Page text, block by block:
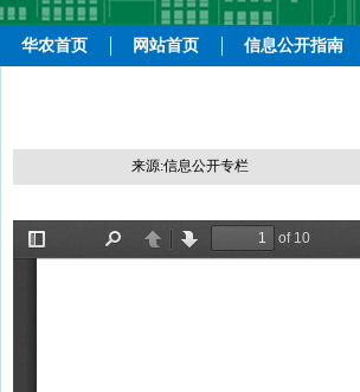
华农首页 网站首页 信息公开指南
来源:信息公开专栏